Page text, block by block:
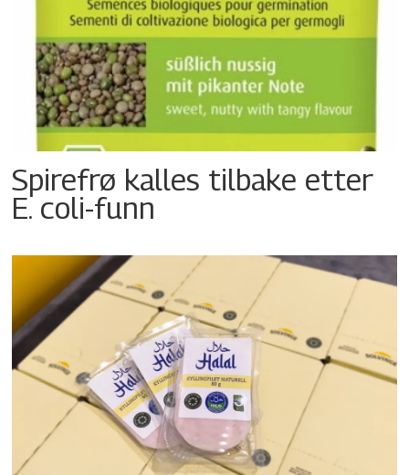
Spirefrø kalles tilbake etter
E. coli-funn